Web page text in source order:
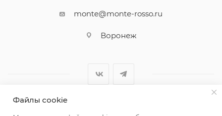
monte@monte-rosso.ru
Воронеж
Файлы cookie